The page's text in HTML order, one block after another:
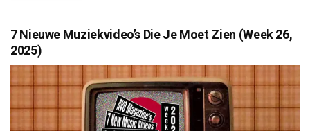
7 Nieuwe Muziekvideo’s Die Je Moet Zien (Week 26,
2025)